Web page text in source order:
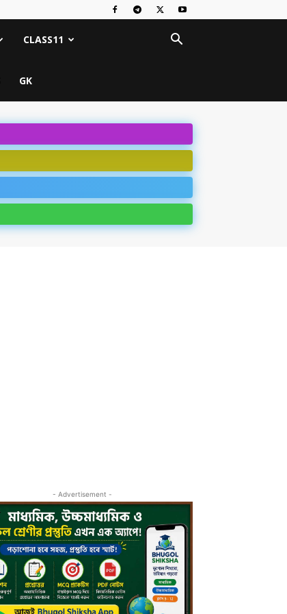
CLASS11
GK
- Advertisement -